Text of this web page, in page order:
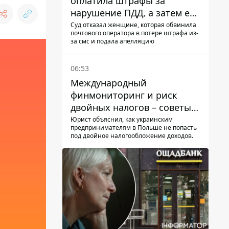
нарушение ПДД, а затем ее
счета заблокировали - в
чем причина и что решил
Суд отказал женщине, которая обвинила
почтового оператора в потере штрафа из-
за смс и подала апелляцию
06:53
Международный
финмониторинг и риск
двойных налогов – советы
украинцам в Польше
Юрист объяснил, как украинским
предпринимателям в Польше не попасть
под двойное налогообложение доходов.